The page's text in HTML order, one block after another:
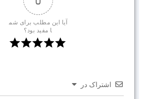
آیا این مطلب برای شم
ا مفید بود؟
اشتراک در